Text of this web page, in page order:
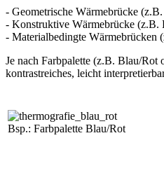
- Geometrische Wärmebrücke
- Konstruktive Wärmebrücke (z.B.
- Materialbedingte Wärmebrücken
Je nach Farbpalette (z.B. Blau/Rot
kontrastreiches, leicht
Bsp.: Farbpalette Blau/Rot